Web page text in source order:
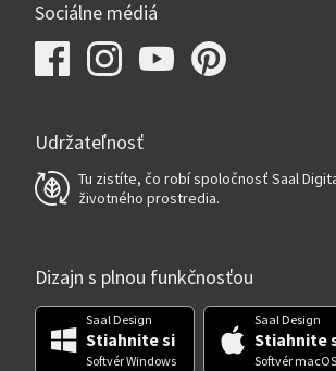
Sociálne médiá
Udržateľnosť
Tu zistíte, čo robí spoločnosť Saal
životného prostredia.
Dizajn s plnou funkčnosťou
Saal Design
Stiahnite si
Softvér Windows
Saal Design
Stiahnite
Softvér macOS